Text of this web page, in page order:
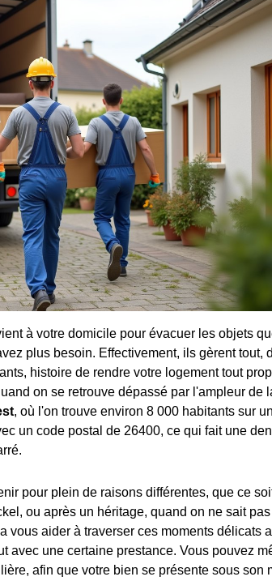
à votre domicile pour évacuer les objets
plus besoin. Effectivement, ils gèrent tout,
histoire de rendre votre logement tout
on se retrouve dépassé par l'ampleur de
, où l'on trouve environ 8 000 habitants sur
un code postal de 26400, ce qui fait une
pour plein de raisons différentes, que ce
ou après un héritage, quand on ne sait
vous aider à traverser ces moments délicats
avec une certaine prestance. Vous pouvez
afin que votre bien se présente sous son